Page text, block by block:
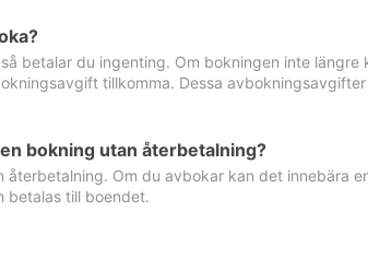
betalar du ingenting. Om bokningen inte längre
tillkomma. Dessa
bokning utan återbetalning?
Om du avbokar kan det innebära
betalas till boendet.